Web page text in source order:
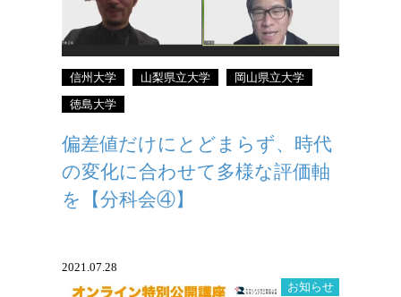
信州大学 山梨県立大学 岡山県立大学
徳島大学
偏差値だけにとどまらず、時代
の変化に合わせて多様な評価軸
を【分科会④】
2021.07.28
お知らせ